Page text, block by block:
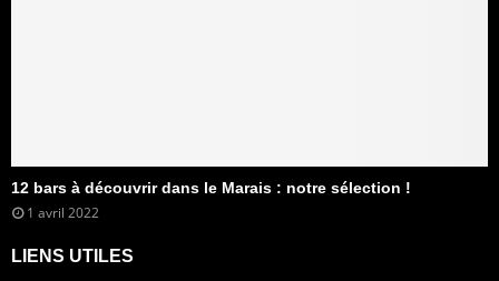
12 bars à découvrir dans le Marais : notre sélection !
1 avril 2022
LIENS UTILES